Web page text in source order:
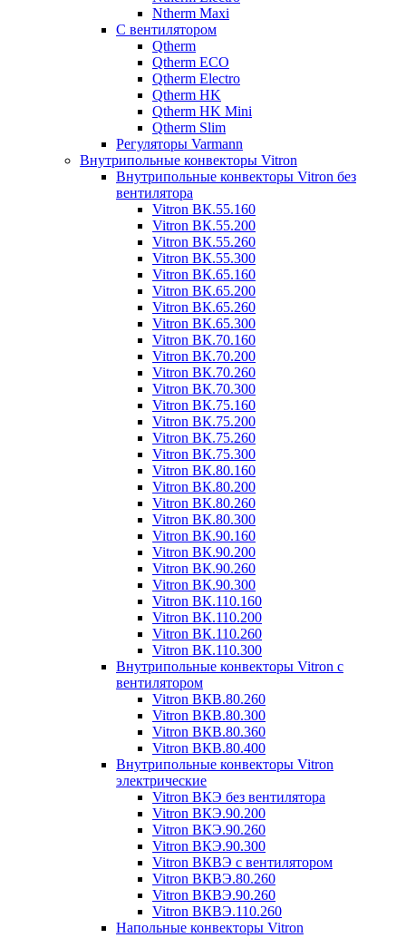
Ntherm Maxi
С вентилятором
Qtherm
Qtherm ECO
Qtherm Electro
Qtherm HK
Qtherm HK Mini
Qtherm Slim
Регуляторы Varmann
Внутрипольные конвекторы Vitron
Внутрипольные конвекторы Vitron без
вентилятора
Vitron ВК.55.160
Vitron ВК.55.200
Vitron ВК.55.260
Vitron ВК.55.300
Vitron ВК.65.160
Vitron ВК.65.200
Vitron ВК.65.260
Vitron ВК.65.300
Vitron ВК.70.160
Vitron ВК.70.200
Vitron ВК.70.260
Vitron ВК.70.300
Vitron ВК.75.160
Vitron ВК.75.200
Vitron ВК.75.260
Vitron ВК.75.300
Vitron ВК.80.160
Vitron ВК.80.200
Vitron ВК.80.260
Vitron ВК.80.300
Vitron ВК.90.160
Vitron ВК.90.200
Vitron ВК.90.260
Vitron ВК.90.300
Vitron ВК.110.160
Vitron ВК.110.200
Vitron ВК.110.260
Vitron ВК.110.300
Внутрипольные конвекторы Vitron с
вентилятором
Vitron ВКВ.80.260
Vitron ВКВ.80.300
Vitron ВКВ.80.360
Vitron ВКВ.80.400
Внутрипольные конвекторы Vitron
электрические
Vitron ВКЭ без вентилятора
Vitron ВКЭ.90.200
Vitron ВКЭ.90.260
Vitron ВКЭ.90.300
Vitron ВКВЭ с вентилятором
Vitron ВКВЭ.80.260
Vitron ВКВЭ.90.260
Vitron ВКВЭ.110.260
Напольные конвекторы Vitron